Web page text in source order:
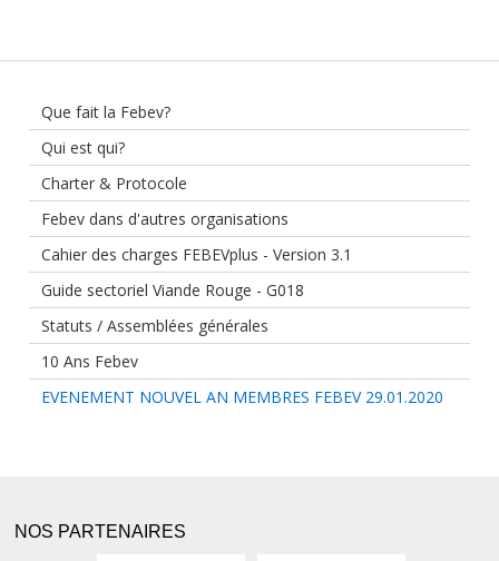
Que fait la Febev?
Qui est qui?
Charter & Protocole
Febev dans d'autres organisations
Cahier des charges FEBEVplus - Version 3.1
Guide sectoriel Viande Rouge - G018
Statuts / Assemblées générales
10 Ans Febev
EVENEMENT NOUVEL AN MEMBRES FEBEV 29.01.2020
NOS PARTENAIRES